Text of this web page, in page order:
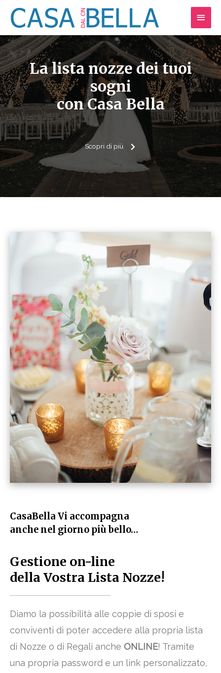
contenuto
La lista nozze dei tuoi
sogni
con Casa Bella
Scopri di più
CasaBella Vi accompagna
anche nel giorno più bello…
Gestione on-line
della Vostra Lista Nozze!
Diamo la possibilità alle coppie di sposi e
conviventi di poter accedere alla propria lista
di Nozze o di Regali anche ONLINE! Tramite
una propria password e un link personalizzato,